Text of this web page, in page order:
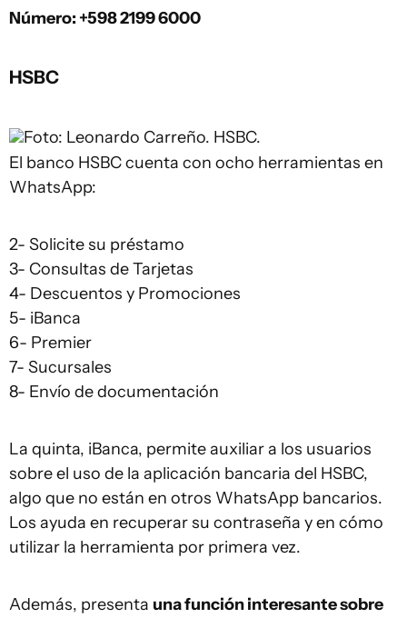
Número: +598 2199 6000
HSBC
Foto: Leonardo Carreño. HSBC.
El banco HSBC cuenta con ocho herramientas en
WhatsApp:
2- Solicite su préstamo
3- Consultas de Tarjetas
4- Descuentos y Promociones
5- iBanca
6- Premier
7- Sucursales
8- Envío de documentación
La quinta, iBanca, permite auxiliar a los usuarios
sobre el uso de la aplicación bancaria del HSBC,
algo que no están en otros WhatsApp bancarios.
Los ayuda en recuperar su contraseña y en cómo
utilizar la herramienta por primera vez.
Además, presenta una función interesante sobre